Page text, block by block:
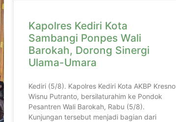
Kapolres Kediri Kota
Sambangi Ponpes Wali
Barokah, Dorong Sinergi
Ulama-Umara
Kediri (5/8). Kapolres Kediri Kota AKBP Kresno
Wisnu Putranto, bersilaturahim ke Pondok
Pesantren Wali Barokah, Rabu (5/8).
Kunjungan tersebut menjadi bagian dari